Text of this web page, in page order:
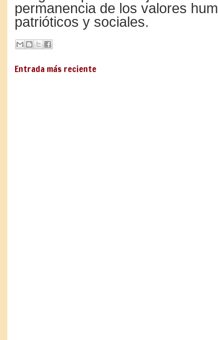
permanencia de los valores
patrióticos y sociales.
Entrada más reciente